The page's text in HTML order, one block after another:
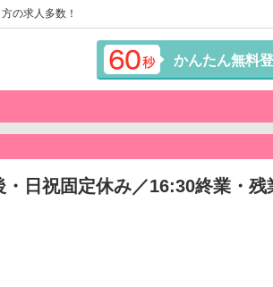
の求人多数！
かんたん無料
・日祝固定休み／16:30終業・